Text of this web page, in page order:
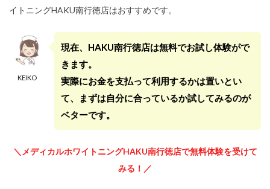
イトニングHAKU南行徳店はおすすめです。
KEIKO
現在、HAKU南行徳店は無料でお試し体験がで
きます。
実際にお金を支払って利用するかは置いとい
て、まずは自分に合っているか試してみるのが
ベターです。
＼メディカルホワイトニングHAKU南行徳店で無料体験を受けて
みる！／